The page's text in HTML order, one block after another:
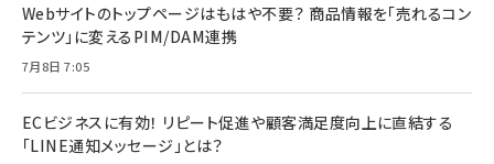
Webサイトのトップページはもはや不要？ 商品情報を「売れるコン
テンツ」に変えるPIM/DAM連携
7月8日 7:05
ECビジネスに有効！ リピート促進や顧客満足度向上に直結する
「LINE通知メッセージ」とは？